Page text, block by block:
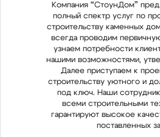
Компания “СтоунДом”
полный спектр услуг по
строительству каменных
всегда проводим
узнаем потребности
нашими возможностями,
Далее приступаем к
строительству уютного и
под ключ. Наши
всеми строительными
гарантируют высокое
поставленных